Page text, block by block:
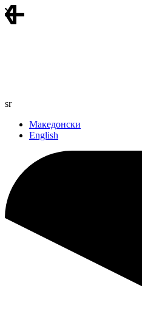
sr
Македонски
English